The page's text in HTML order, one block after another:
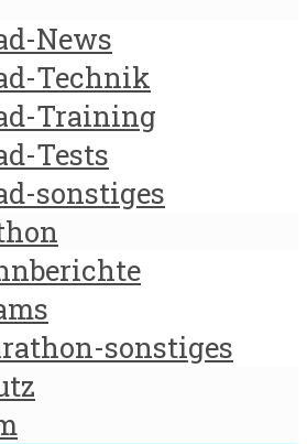
News
Technik
Training
Tests
sonstiges
sonstiges